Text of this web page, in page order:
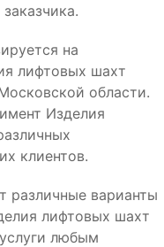
на
лифтовых шахт
области.
Изделия
клиентов.
различные варианты
лифтовых шахт
любым